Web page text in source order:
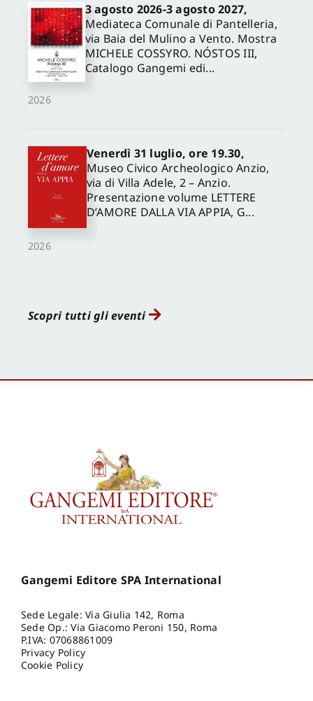
2026
3 agosto 2026-3 agosto 2027,
Mediateca Comunale di Pantelleria,
via Baia del Mulino a Vento. Mostra
MICHELE COSSYRO. NÓSTOS III,
Catalogo Gangemi edi...
2026
Venerdì 31 luglio, ore 19.30,
Museo Civico Archeologico Anzio,
via di Villa Adele, 2 – Anzio.
Presentazione volume LETTERE
D’AMORE DALLA VIA APPIA, G...
Scopri tutti gli eventi
Gangemi Editore SPA International
Sede Legale: Via Giulia 142, Roma
Sede Op.: Via Giacomo Peroni 150, Roma
P.IVA: 07068861009
Privacy Policy
Cookie Policy